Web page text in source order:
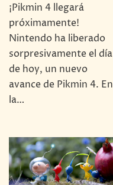
¡Pikmin 4 llegará
próximamente!
Nintendo ha liberado
sorpresivamente el día
de hoy, un nuevo
avance de Pikmin 4. En
la…